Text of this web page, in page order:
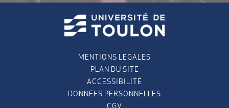
MENTIONS LÉGALES
PLAN DU SITE
ACCESSIBILITÉ
DONNÉES PERSONNELLES
CGV